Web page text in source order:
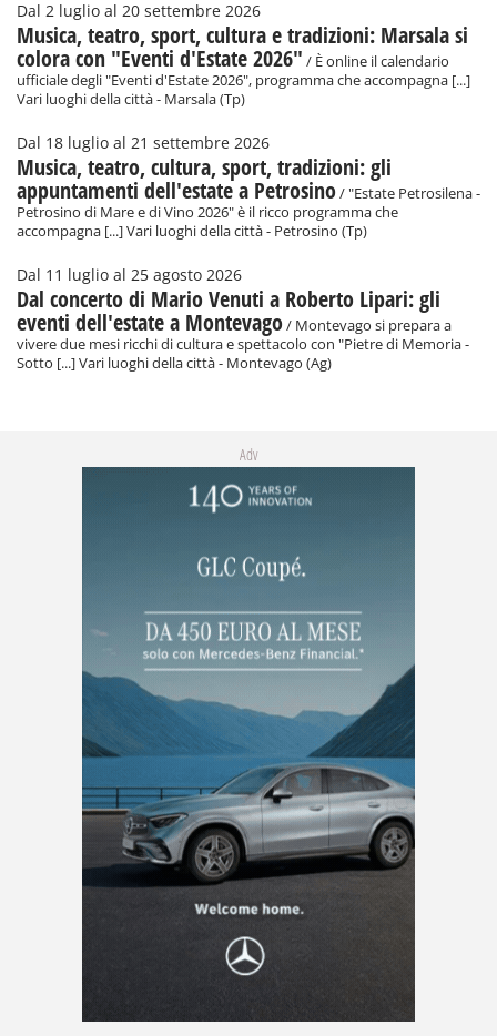
Dal 2 luglio al 20 settembre 2026
Musica, teatro, sport, cultura e tradizioni: Marsala si
colora con "Eventi d'Estate 2026" / È online il calendario
ufficiale degli "Eventi d'Estate 2026", programma che accompagna [...]
Vari luoghi della città - Marsala (Tp)
Dal 18 luglio al 21 settembre 2026
Musica, teatro, cultura, sport, tradizioni: gli
appuntamenti dell'estate a Petrosino/ "Estate Petrosilena -
Petrosino di Mare e di Vino 2026" è il ricco programma che
accompagna [...] Vari luoghi della città - Petrosino (Tp)
Dal 11 luglio al 25 agosto 2026
Dal concerto di Mario Venuti a Roberto Lipari: gli
eventi dell'estate a Montevago/ Montevago si prepara a
vivere due mesi ricchi di cultura e spettacolo con "Pietre di Memoria -
Sotto [...] Vari luoghi della città - Montevago (Ag)
Adv